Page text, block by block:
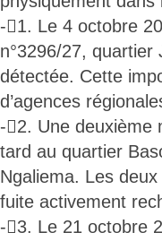
-1. Le 4 octobre
n°3296/27,
détectée. Cette
d’agences
-2. Une deuxième
tard au quartier
Ngaliema. Les
fuite activement
-3. Le 21 octobre